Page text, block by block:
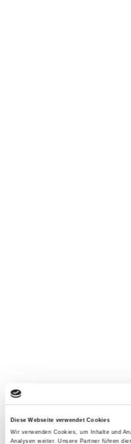
Diese Webseite verwendet Cookies
Wir verwenden Cookies, um Inhalte und
Analysen weiter. Unsere Partner führen